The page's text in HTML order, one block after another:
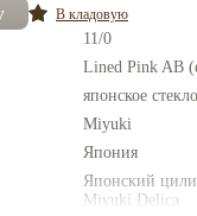
камни
В кладовую
11/0
Lined Pink AB
японское стекло
Miyuki
Япония
Японский
Miyuki Delica